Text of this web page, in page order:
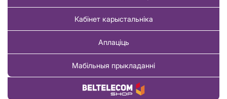
Кабінет карыстальніка
Аплаціць
Мабільныя прыкладанні
Купіць тавар